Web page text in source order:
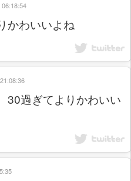
かわいいよね
30過ぎてよりかわいい